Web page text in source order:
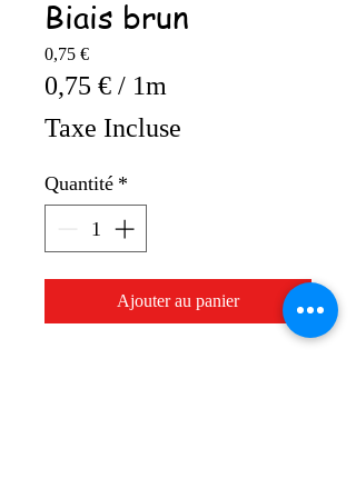
Biais brun
0,75 €Prix
0,75 € / 1m
0,75 €
1
Mètre
Taxe Incluse
Quantité *
Ajouter au panier